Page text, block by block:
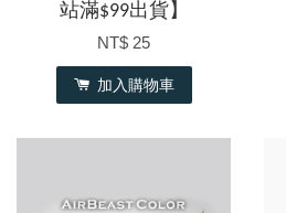
站滿$99出貨】
NT$ 25
加入購物車